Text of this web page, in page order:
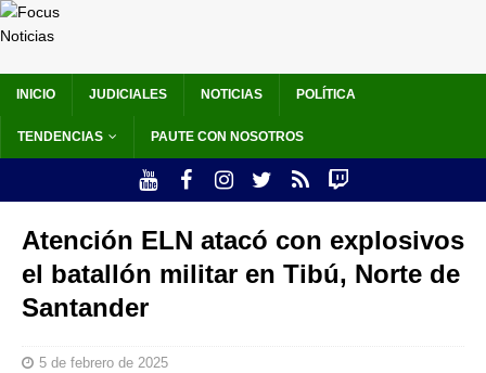
INICIO JUDICIALES NOTICIAS POLÍTICA
TENDENCIAS PAUTE CON NOSOTROS
Atención ELN atacó con explosivos
el batallón militar en Tibú, Norte de
Santander
5 de febrero de 2025